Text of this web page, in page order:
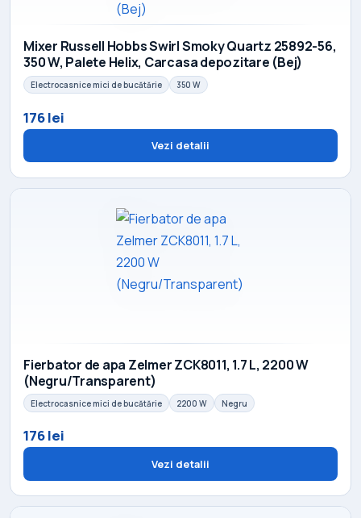
Mixer Russell Hobbs Swirl Smoky Quartz 25892-56,
350 W, Palete Helix, Carcasa depozitare (Bej)
Electrocasnice mici de bucătărie 350 W
176 lei
Vezi detalii
Fierbator de apa Zelmer ZCK8011, 1.7 L, 2200 W
(Negru/Transparent)
Electrocasnice mici de bucătărie 2200 W Negru
176 lei
Vezi detalii